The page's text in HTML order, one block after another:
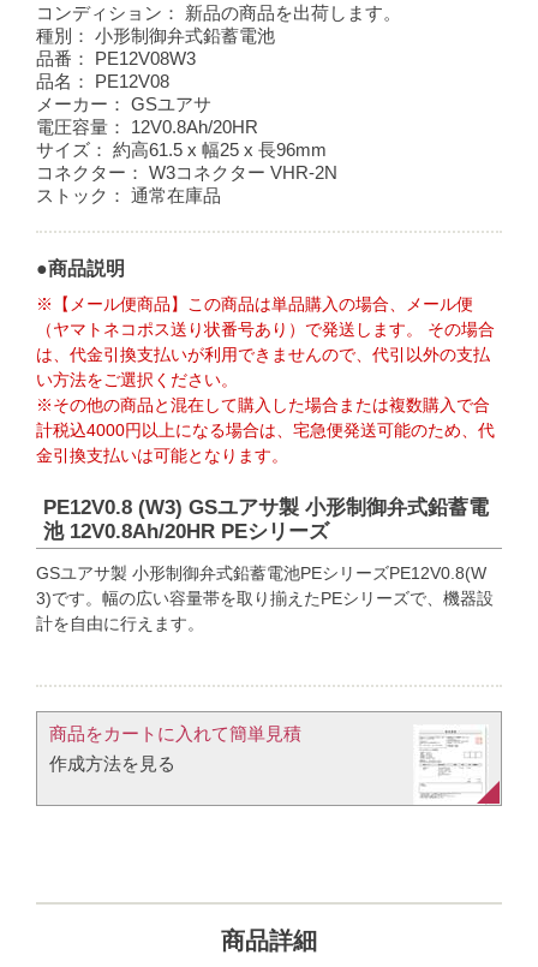
コンディション：
新品の商品を出荷します。
種別：
小形制御弁式鉛蓄電池
品番：
PE12V08W3
品名：
PE12V08
メーカー：
GSユアサ
電圧容量：
12V0.8Ah/20HR
サイズ：
約高61.5 x 幅25 x 長96mm
コネクター：
W3コネクター VHR-2N
ストック：
通常在庫品
●商品説明
※【メール便商品】この商品は単品購入の場合、メール便
（ヤマトネコポス送り状番号あり）で発送します。 その場合
は、代金引換支払いが利用できませんので、代引以外の支払
い方法をご選択ください。
※その他の商品と混在して購入した場合または複数購入で合
計税込4000円以上になる場合は、宅急便発送可能のため、代
金引換支払いは可能となります。
PE12V0.8 (W3) GSユアサ製 小形制御弁式鉛蓄電
池 12V0.8Ah/20HR PEシリーズ
GSユアサ製 小形制御弁式鉛蓄電池PEシリーズPE12V0.8(W
3)です。幅の広い容量帯を取り揃えたPEシリーズで、機器設
計を自由に行えます。
商品をカートに入れて簡単見積​
作成方法を見る​​
商品詳細